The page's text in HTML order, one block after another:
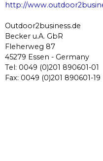
http://
Outdoor2business.de
Becker u.A. GbR
Fleherweg 87
45279 Essen - Germany
Tel: 0049 (0)201 890601-01
Fax: 0049 (0)201 890601-19